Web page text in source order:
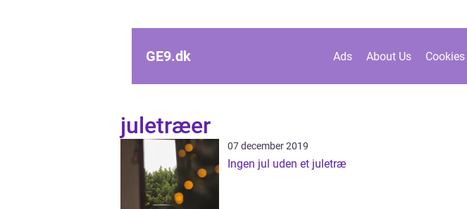
GE9.dk Ads About Us Cookies
juletræer
07 december 2019
Ingen jul uden et juletræ